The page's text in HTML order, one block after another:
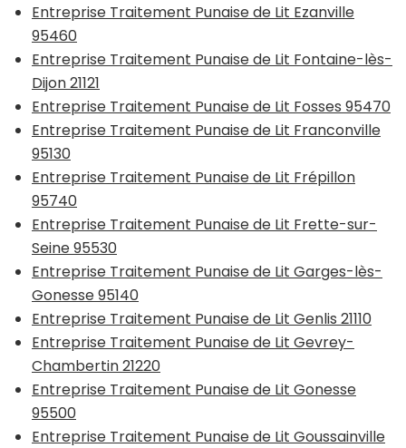
Entreprise Traitement Punaise de Lit Ezanville
95460
Entreprise Traitement Punaise de Lit Fontaine-lès-
Dijon 21121
Entreprise Traitement Punaise de Lit Fosses 95470
Entreprise Traitement Punaise de Lit Franconville
95130
Entreprise Traitement Punaise de Lit Frépillon
95740
Entreprise Traitement Punaise de Lit Frette-sur-
Seine 95530
Entreprise Traitement Punaise de Lit Garges-lès-
Gonesse 95140
Entreprise Traitement Punaise de Lit Genlis 21110
Entreprise Traitement Punaise de Lit Gevrey-
Chambertin 21220
Entreprise Traitement Punaise de Lit Gonesse
95500
Entreprise Traitement Punaise de Lit Goussainville